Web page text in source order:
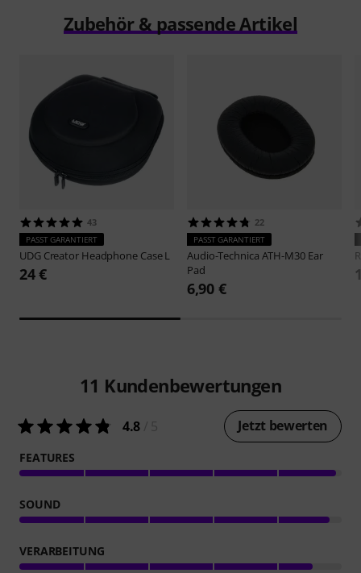
Zubehör & passende Artikel
43
PASST GARANTIERT
UDG Creator Headphone Case L
24 €
22
PASST GARANTIERT
Audio-Technica ATH-M30 Ear
Pad
6,90 €
11 Kundenbewertungen
4.8 Jetzt bewerten
FEATURES
SOUND
VERARBEITUNG